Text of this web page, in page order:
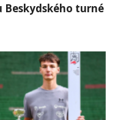
Beskydského turné